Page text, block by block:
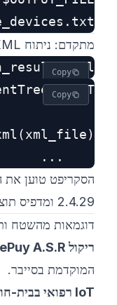
מתקדם: ניתוח XML של Nmap ב-Python
Copy
    ...
Copy
2.4.29 ומדפיס תוצאה.
דוגמאות מהשטח
ריקול DePuy A.S.R.
המוקדמת בסייבר.
IoT רפואי בבית-חולים